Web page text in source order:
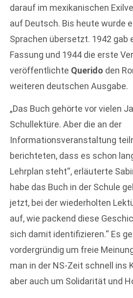
darauf im mexikanischen
auf Deutsch. Bis heute wurde
Sprachen übersetzt. 1942 gab
Fassung und 1944 die erste
veröffentlichte Querido den
weiteren deutschen Ausgabe.
„Das Buch gehörte vor vielen
Schullektüre. Aber die an der
Informationsveranstaltung
berichteten, dass es schon
Lehrplan steht“, erläuterte
habe das Buch in der Schule
jetzt, bei der wiederholten
auf, wie packend diese
sich damit identifizieren.“ Es
vordergründig um freie
man in der NS-Zeit schnell ins
aber auch um Solidarität und